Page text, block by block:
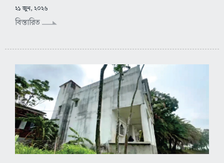
২১ জুন, ২০২৬
বিস্তারিত